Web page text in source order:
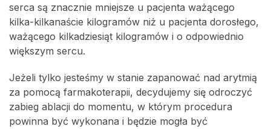
serca są znacznie mniejsze u pacjenta ważącego
kilka-kilkanaście kilogramów niż u pacjenta dorosłego,
ważącego kilkadziesiąt kilogramów i o odpowiednio
większym sercu.
Jeżeli tylko jesteśmy w stanie zapanować nad arytmią
za pomocą farmakoterapii, decydujemy się odroczyć
zabieg ablacji do momentu, w którym procedura
powinna być wykonana i będzie mogła być